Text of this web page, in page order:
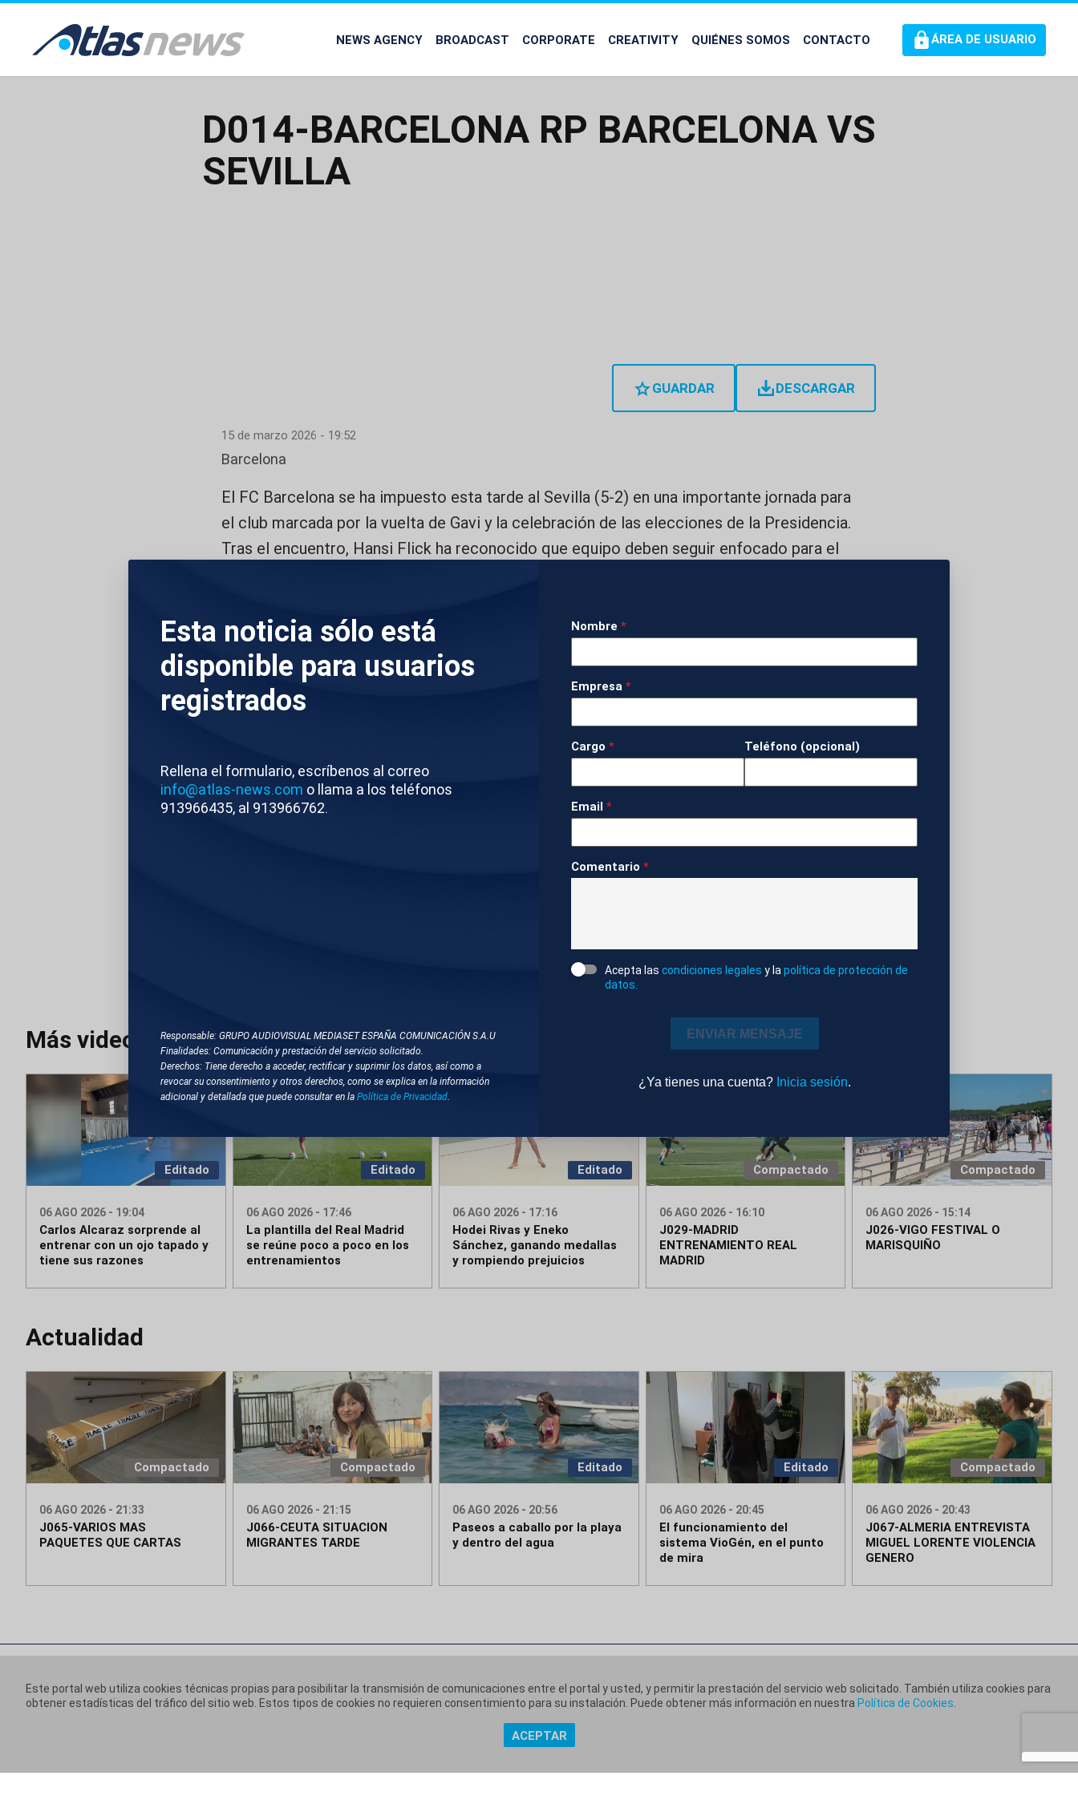
common.go-to-content
NEWS AGENCY BROADCAST CORPORATE CREATIVITY QUIÉNES SOMOS CONTACTO ÁREA DE USUARIO
D014-BARCELONA RP BARCELONA VS
SEVILLA
GUARDAR DESCARGAR
Esta noticia sólo está
disponible para usuarios
registrados
Rellena el formulario, escríbenos al correo
info@atlas-news.com o llama a los teléfonos
913966435, al 913966762.
Responsable: GRUPO AUDIOVISUAL MEDIASET ESPAÑA COMUNICACIÓN S.A.U
Finalidades: Comunicación y prestación del servicio solicitado.
Derechos: Tiene derecho a acceder, rectificar y suprimir los datos, así como a
revocar su consentimiento y otros derechos, como se explica en la información
adicional y detallada que puede consultar en la Política de Privacidad
Nombre *
Empresa *
Cargo * Teléfono (opcional)
Email *
Comentario *
Acepta las condiciones legales y la política de protección de
datos.
ENVIAR MENSAJE
¿Ya tienes una cuenta? Inicia sesión.
15 de marzo 2026 - 19:52
Barcelona
El FC Barcelona se ha impuesto esta tarde al Sevilla (5-2) en una importante jornada para
el club marcada por la vuelta de Gavi y la celebración de las elecciones de la Presidencia.
Tras el encuentro, Hansi Flick ha reconocido que equipo deben seguir enfocado para el
no hemos jugado con la convicción que quiero ver. Nos quedan muchos partidos, pero
hay que jugar más rápidos”, ha dicho. Por su parte, el entrenador del Sevilla ha reconocido
que el FC Barcelona juega para “campeonar” mientras su equipo lo hace “para otra cosa”.
1. TOTALES DE MATÍAS ALMEYDA. ENTRENADOR DEL SEVILLA
2. TOTALES DE HANSI FLICK. ENTRENADOR DEL FC BARCELONA
Ambiente
SEVILLA MATÍAS ALMEYDA HANSI FLICK
Más videos
Editado
06 AGO 2026 - 19:04
Carlos Alcaraz sorprende al
entrenar con un ojo tapado y
tiene sus razones
Editado
06 AGO 2026 - 17:46
La plantilla del Real Madrid
se reúne poco a poco en los
entrenamientos
Editado
06 AGO 2026 - 17:16
Hodei Rivas y Eneko
Sánchez, ganando medallas
y rompiendo prejuicios
Compactado
06 AGO 2026 - 16:10
J029-MADRID
ENTRENAMIENTO REAL
MADRID
Compactado
06 AGO 2026 - 15:14
J026-VIGO FESTIVAL O
MARISQUIÑO
Actualidad
Compactado
06 AGO 2026 - 21:33
J065-VARIOS MAS
PAQUETES QUE CARTAS
Compactado
06 AGO 2026 - 21:15
J066-CEUTA SITUACION
MIGRANTES TARDE
Editado
06 AGO 2026 - 20:56
Paseos a caballo por la playa
y dentro del agua
Editado
06 AGO 2026 - 20:45
El funcionamiento del
sistema VioGén, en el punto
de mira
Compactado
06 AGO 2026 - 20:43
J067-ALMERIA ENTREVISTA
MIGUEL LORENTE VIOLENCIA
GENERO
Este portal web utiliza cookies técnicas propias para posibilitar la transmisión de comunicaciones entre el portal y usted, y permitir la prestación del servicio web solicitado. También utiliza cookies para
obtener estadísticas del tráfico del sitio web. Estos tipos de cookies no requieren consentimiento para su instalación. Puede obtener más información en nuestra Política de Cookies
ACEPTAR